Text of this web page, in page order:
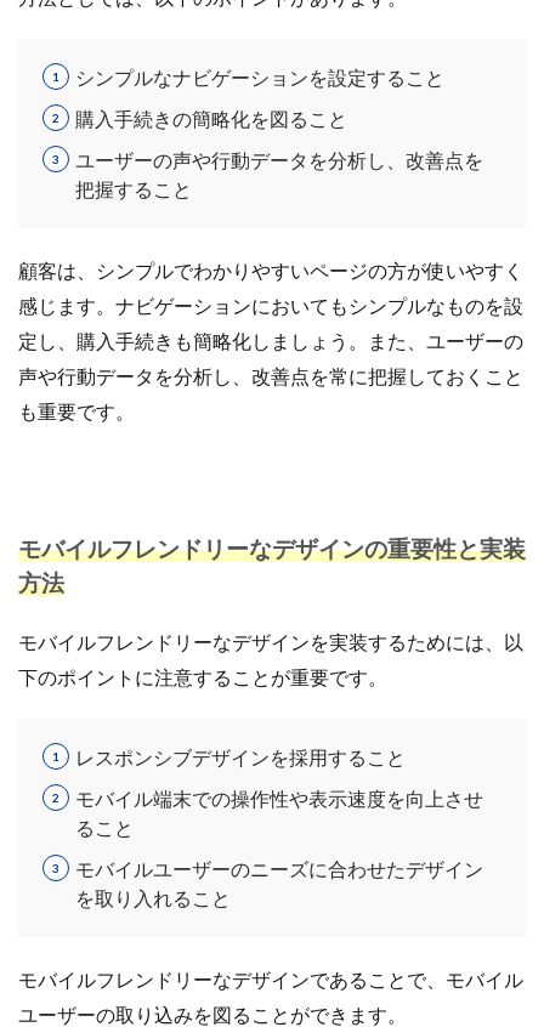
シンプルなナビゲーションを設定すること
購入手続きの簡略化を図ること
ユーザーの声や行動データを分析し、改善点を
把握すること
顧客は、シンプルでわかりやすいページの方が使いやすく
感じます。ナビゲーションにおいてもシンプルなものを設
定し、購入手続きも簡略化しましょう。また、ユーザーの
声や行動データを分析し、改善点を常に把握しておくこと
も重要です。
モバイルフレンドリーなデザインの重要性と実装
方法
モバイルフレンドリーなデザインを実装するためには、以
下のポイントに注意することが重要です。
レスポンシブデザインを採用すること
モバイル端末での操作性や表示速度を向上させ
ること
モバイルユーザーのニーズに合わせたデザイン
を取り入れること
モバイルフレンドリーなデザインであることで、モバイル
ユーザーの取り込みを図ることができます。